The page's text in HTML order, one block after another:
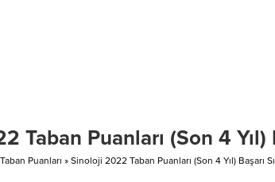
Taban Puanları (Son 4 Yıl)
Puanları » Sinoloji 2022 Taban Puanları (Son 4 Yıl) Başarı